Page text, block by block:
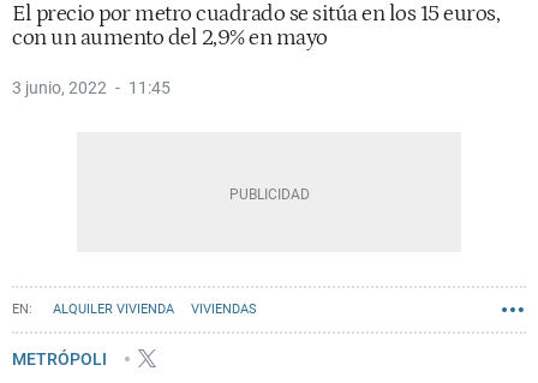
El precio por metro cuadrado se sitúa en los 15 euros,
con un aumento del 2,9% en mayo
3 junio, 2022 11:45
ALQUILER VIVIENDA VIVIENDAS
METRÓPOLI